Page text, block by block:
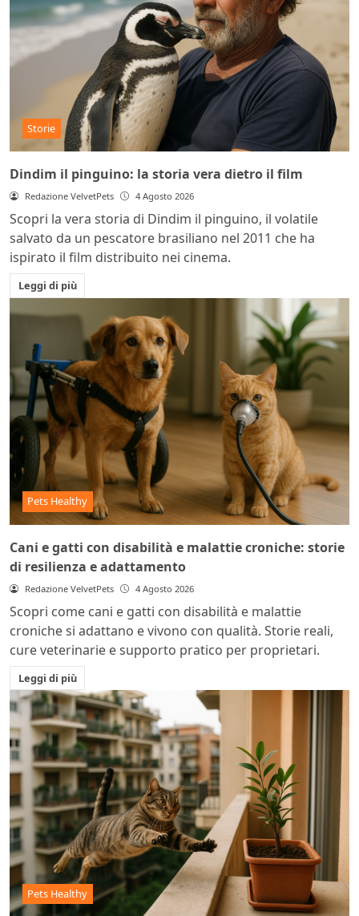
Storie
Dindim il pinguino: la storia vera dietro il film
Redazione VelvetPets 4 Agosto 2026
Scopri la vera storia di Dindim il pinguino, il volatile
salvato da un pescatore brasiliano nel 2011 che ha
ispirato il film distribuito nei cinema.
Leggi di più
Pets Healthy
Cani e gatti con disabilità e malattie croniche: storie
di resilienza e adattamento
Redazione VelvetPets 4 Agosto 2026
Scopri come cani e gatti con disabilità e malattie
croniche si adattano e vivono con qualità. Storie reali,
cure veterinarie e supporto pratico per proprietari.
Leggi di più
Pets Healthy